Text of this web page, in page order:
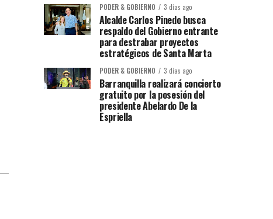
PODER & GOBIERNO 3 días ago
Alcalde Carlos Pinedo busca
respaldo del Gobierno entrante
para destrabar proyectos
estratégicos de Santa Marta
PODER & GOBIERNO 3 días ago
Barranquilla realizará concierto
gratuito por la posesión del
presidente Abelardo De la
Espriella